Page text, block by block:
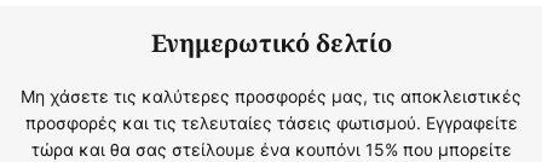
Ενημερωτικό δελτίο
Μη χάσετε τις καλύτερες προσφορές μας, τις αποκλειστικές
προσφορές και τις τελευταίες τάσεις φωτισμού. Εγγραφείτε
τώρα και θα σας στείλουμε ένα κουπόνι 15% που μπορείτε